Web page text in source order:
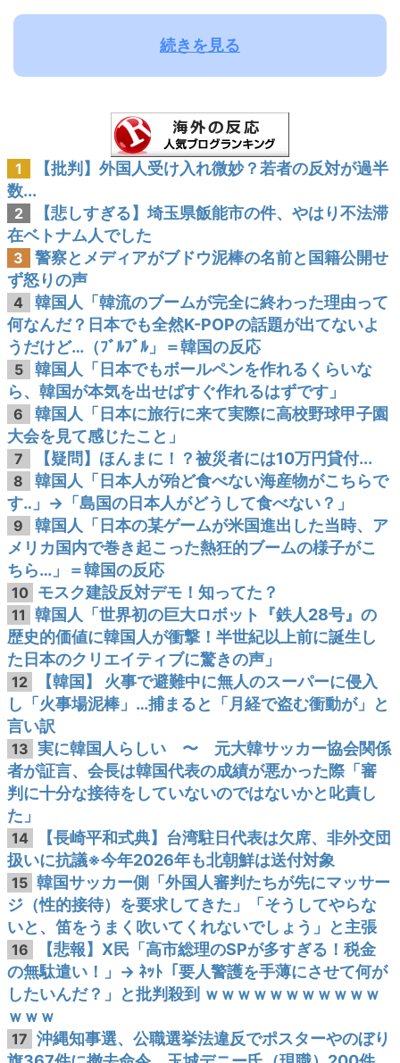
続きを見る
1
【批判】外国人受け入れ微妙？若者の反対が過半
数...
2
【悲しすぎる】埼玉県飯能市の件、やはり不法滞
在ベトナム人でした
3
警察とメディアがブドウ泥棒の名前と国籍公開せ
ず怒りの声
4
韓国人「韓流のブームが完全に終わった理由って
何なんだ？日本でも全然K-POPの話題が出てないよ
うだけど…（ﾌﾞﾙﾌﾞﾙ」＝韓国の反応
5
韓国人「日本でもボールペンを作れるくらいな
ら、韓国が本気を出せばすぐ作れるはずです」
6
韓国人「日本に旅行に来て実際に高校野球甲子園
大会を見て感じたこと」
7 【疑問】ほんまに！？被災者には10万円貸付...
8
韓国人「日本人が殆ど食べない海産物がこちらで
す‥」→「島国の日本人がどうして食べない？」
9
韓国人「日本の某ゲームが米国進出した当時、ア
メリカ国内で巻き起こった熱狂的ブームの様子がこ
ちら…」＝韓国の反応
10 モスク建設反対デモ！知ってた？
11
韓国人「世界初の巨大ロボット『鉄人28号』の
歴史的価値に韓国人が衝撃！半世紀以上前に誕生し
た日本のクリエイティブに驚きの声」
12
【韓国】 火事で避難中に無人のスーパーに侵入
し「火事場泥棒」…捕まると「月経で盗む衝動が」と
言い訳
13 実に韓国人らしい 〜 元大韓サッカー協会関係
者が証言、会長は韓国代表の成績が悪かった際「審
判に十分な接待をしていないのではないかと叱責し
た」
14
【長崎平和式典】台湾駐日代表は欠席、非外交団
扱いに抗議※今年2026年も北朝鮮は送付対象
15 韓国サッカー側「外国人審判たちが先にマッサー
ジ（性的接待）を要求してきた」「そうしてやらな
いと、笛をうまく吹いてくれないでしょう」と主張
16
【悲報】X民「高市総理のSPが多すぎる！税金
の無駄遣い！」→ ﾈｯﾄ「要人警護を手薄にさせて何が
したいんだ？」と批判殺到 ｗｗｗｗｗｗｗｗｗｗｗ
ｗｗｗ
17 沖縄知事選、公職選挙法違反でポスターやのぼり